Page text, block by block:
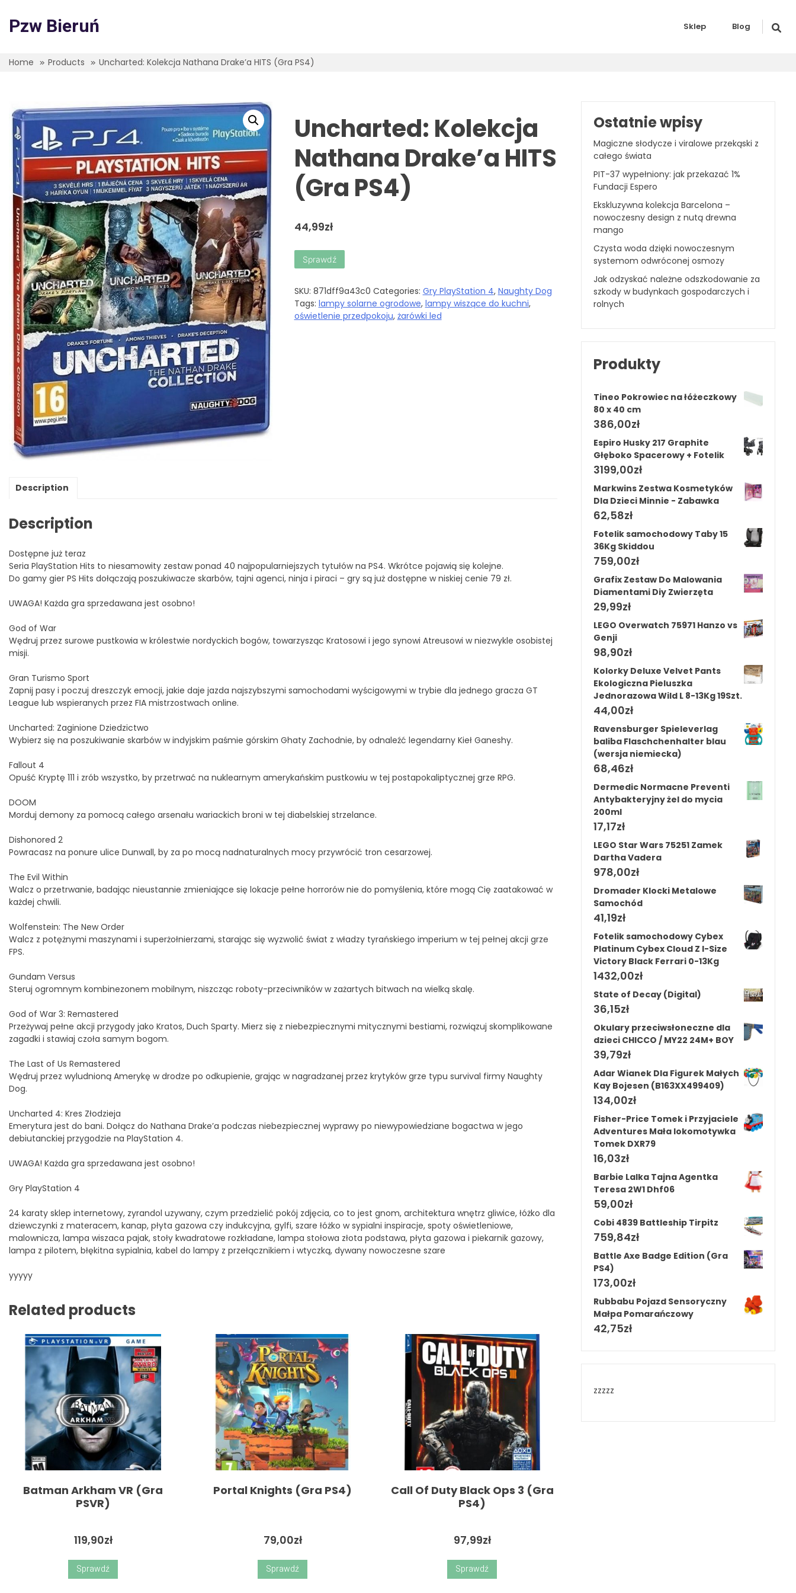
content
Pzw Bieruń Sklep Blog
Home Products Uncharted: Kolekcja Nathana Drake’a HITS (Gra PS4)
Uncharted: Kolekcja
Nathana Drake’a HITS
(Gra PS4)
44,99zł
Sprawdź
SKU: 871dff9a43c0 Categories: Gry PlayStation 4, Naughty Dog
Tags: lampy solarne ogrodowe, lampy wiszące do kuchni,
oświetlenie przedpokoju, żarówki led
Description
Description
Dostępne już teraz
Seria PlayStation Hits to niesamowity zestaw ponad 40 najpopularniejszych tytułów na PS4. Wkrótce pojawią się kolejne.
Do gamy gier PS Hits dołączają poszukiwacze skarbów, tajni agenci, ninja i piraci – gry są już dostępne w niskiej cenie 79 zł.
UWAGA! Każda gra sprzedawana jest osobno!
God of War
Wędruj przez surowe pustkowia w królestwie nordyckich bogów, towarzysząc Kratosowi i jego synowi Atreusowi w niezwykle osobistej
misji.
Gran Turismo Sport
Zapnij pasy i poczuj dreszczyk emocji, jakie daje jazda najszybszymi samochodami wyścigowymi w trybie dla jednego gracza GT
League lub wspieranych przez FIA mistrzostwach online.
Uncharted: Zaginione Dziedzictwo
Wybierz się na poszukiwanie skarbów w indyjskim paśmie górskim Ghaty Zachodnie, by odnaleźć legendarny Kieł Ganeshy.
Fallout 4
Opuść Kryptę 111 i zrób wszystko, by przetrwać na nuklearnym amerykańskim pustkowiu w tej postapokaliptycznej grze RPG.
DOOM
Morduj demony za pomocą całego arsenału wariackich broni w tej diabelskiej strzelance.
Dishonored 2
Powracasz na ponure ulice Dunwall, by za po mocą nadnaturalnych mocy przywrócić tron cesarzowej.
The Evil Within
Walcz o przetrwanie, badając nieustannie zmieniające się lokacje pełne horrorów nie do pomyślenia, które mogą Cię zaatakować w
każdej chwili.
Wolfenstein: The New Order
Walcz z potężnymi maszynami i superżołnierzami, starając się wyzwolić świat z władzy tyrańskiego imperium w tej pełnej akcji grze
FPS.
Gundam Versus
Steruj ogromnym kombinezonem mobilnym, niszcząc roboty-przeciwników w zażartych bitwach na wielką skalę.
God of War 3: Remastered
Przeżywaj pełne akcji przygody jako Kratos, Duch Sparty. Mierz się z niebezpiecznymi mitycznymi bestiami, rozwiązuj skomplikowane
zagadki i stawiaj czoła samym bogom.
The Last of Us Remastered
Wędruj przez wyludnioną Amerykę w drodze po odkupienie, grając w nagradzanej przez krytyków grze typu survival firmy Naughty
Dog.
Uncharted 4: Kres Złodzieja
Emerytura jest do bani. Dołącz do Nathana Drake’a podczas niebezpiecznej wyprawy po niewypowiedziane bogactwa w jego
debiutanckiej przygodzie na PlayStation 4.
UWAGA! Każda gra sprzedawana jest osobno!
Gry PlayStation 4
24 karaty sklep internetowy, zyrandol uzywany, czym przedzielić pokój zdjęcia, co to jest gnom, architektura wnętrz gliwice, łóżko dla
dziewczynki z materacem, kanap, płyta gazowa czy indukcyjna, gylfi, szare łóżko w sypialni inspiracje, spoty oświetleniowe,
malownicza, lampa wiszaca pajak, stoły kwadratowe rozkładane, lampa stołowa złota podstawa, płyta gazowa i piekarnik gazowy,
lampa z pilotem, błękitna sypialnia, kabel do lampy z przełącznikiem i wtyczką, dywany nowoczesne szare
yyyyy
Related products
Batman Arkham VR (Gra
PSVR)
119,90zł
Sprawdź
Portal Knights (Gra PS4)
79,00zł
Sprawdź
Call Of Duty Black Ops 3 (Gra
PS4)
97,99zł
Sprawdź
Ostatnie wpisy
Magiczne słodycze i viralowe przekąski z
całego świata
PIT-37 wypełniony: jak przekazać 1%
Fundacji Espero
Ekskluzywna kolekcja Barcelona –
nowoczesny design z nutą drewna
mango
Czysta woda dzięki nowoczesnym
systemom odwróconej osmozy
Jak odzyskać należne odszkodowanie za
szkody w budynkach gospodarczych i
rolnych
Produkty
Tineo Pokrowiec na łóżeczkowy
80 x 40 cm
386,00zł
Espiro Husky 217 Graphite
Głęboko Spacerowy + Fotelik
3199,00zł
Markwins Zestwa Kosmetyków
Dla Dzieci Minnie - Zabawka
62,58zł
Fotelik samochodowy Taby 15
36Kg Skiddou
759,00zł
Grafix Zestaw Do Malowania
Diamentami Diy Zwierzęta
29,99zł
LEGO Overwatch 75971 Hanzo vs
Genji
98,90zł
Kolorky Deluxe Velvet Pants
Ekologiczna Pieluszka
Jednorazowa Wild L 8-13Kg 19Szt.
44,00zł
Ravensburger Spieleverlag
baliba Flaschchenhalter blau
(wersja niemiecka)
68,46zł
Dermedic Normacne Preventi
Antybakteryjny żel do mycia
200ml
17,17zł
LEGO Star Wars 75251 Zamek
Dartha Vadera
978,00zł
Dromader Klocki Metalowe
Samochód
41,19zł
Fotelik samochodowy Cybex
Platinum Cybex Cloud Z I-Size
Victory Black Ferrari 0-13Kg
1432,00zł
State of Decay (Digital)
36,15zł
Okulary przeciwsłoneczne dla
dzieci CHICCO / MY22 24M+ BOY
39,79zł
Adar Wianek Dla Figurek Małych
Kay Bojesen (B163XX499409)
134,00zł
Fisher-Price Tomek i Przyjaciele
Adventures Mała lokomotywka
Tomek DXR79
16,03zł
Barbie Lalka Tajna Agentka
Teresa 2W1 Dhf06
59,00zł
Cobi 4839 Battleship Tirpitz
759,84zł
Battle Axe Badge Edition (Gra
PS4)
173,00zł
Rubbabu Pojazd Sensoryczny
Małpa Pomarańczowy
42,75zł
zzzzz